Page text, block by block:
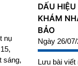
nụ
sáng,
DẤU
KHÁM
BẢO
Ngày 26/
Lưu bài